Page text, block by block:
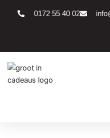
0172 55 40 02